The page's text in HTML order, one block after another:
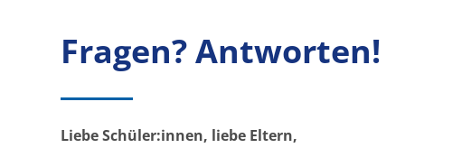
Fragen? Antworten!
Liebe Schüler:innen, liebe Eltern,